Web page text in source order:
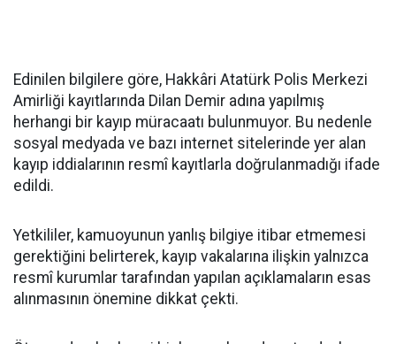
Edinilen bilgilere göre, Hakkâri Atatürk Polis Merkezi
Amirliği kayıtlarında Dilan Demir adına yapılmış
herhangi bir kayıp müracaatı bulunmuyor. Bu nedenle
sosyal medyada ve bazı internet sitelerinde yer alan
kayıp iddialarının resmî kayıtlarla doğrulanmadığı ifade
edildi.
Yetkililer, kamuoyunun yanlış bilgiye itibar etmemesi
gerektiğini belirterek, kayıp vakalarına ilişkin yalnızca
resmî kurumlar tarafından yapılan açıklamaların esas
alınmasının önemine dikkat çekti.